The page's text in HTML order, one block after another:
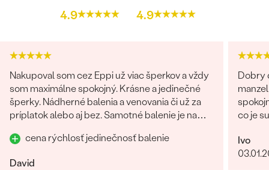
4.9 4.9
Nakupoval som cez Eppi už viac šperkov a vždy
som maximálne spokojný. Krásne a jedinečné
šperky. Nádherné balenia a venovania či už za
príplatok alebo aj bez. Samotné balenie je na
dokonalosti. Určite odporúčam
cena rýchlosť jedinečnosť balenie
David
Dobry
co je
fotka
Ivo